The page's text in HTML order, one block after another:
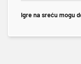
Igre na sreću mogu